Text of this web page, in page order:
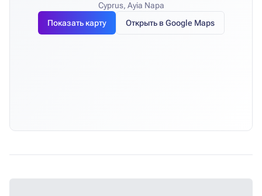
Cyprus, Ayia Napa
Показать карту
Открыть в Google Maps